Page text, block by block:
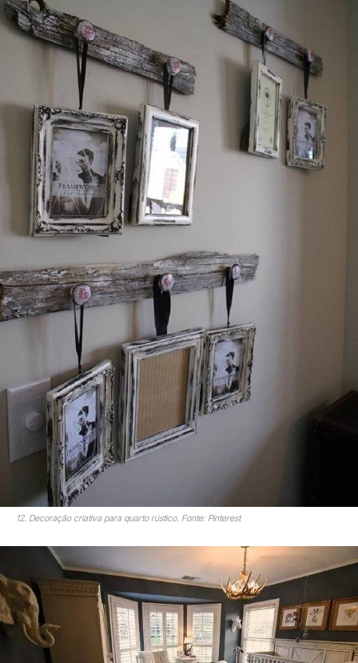
12. Decoração criativa para quarto rústico. Fonte: Pinterest